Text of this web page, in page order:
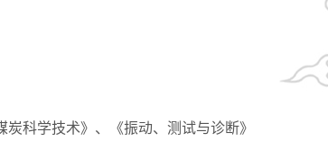
炭科学技术》、《振动、测试与诊断》